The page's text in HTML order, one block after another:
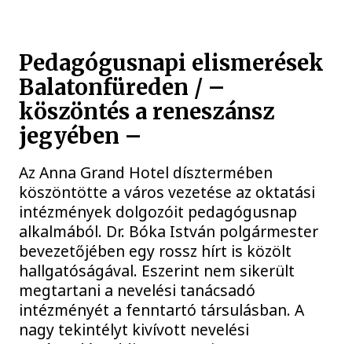
Pedagógusnapi elismerések
Balatonfüreden / –
köszöntés a reneszánsz
jegyében –
Az Anna Grand Hotel dísztermében
köszöntötte a város vezetése az oktatási
intézmények dolgozóit pedagógusnap
alkalmából. Dr. Bóka István polgármester
bevezetőjében egy rossz hírt is közölt
hallgatóságával. Eszerint nem sikerült
megtartani a nevelési tanácsadó
intézményét a fenntartó társulásban. A
nagy tekintélyt kivívott nevelési